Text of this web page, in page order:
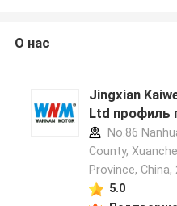
О нас
Jingxian
Ltd профиль
No.86
County,
Province, China,
5.0